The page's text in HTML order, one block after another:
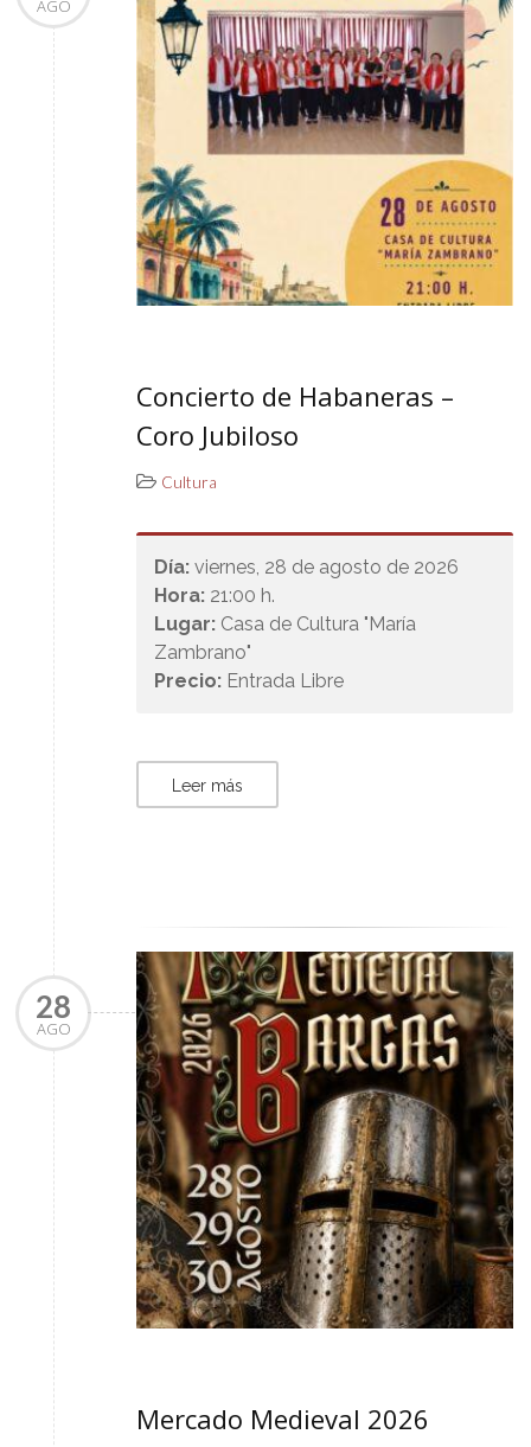
AGO
Concierto de Habaneras –
Coro Jubiloso
Cultura
Día: viernes, 28 de agosto de 2026
Hora: 21:00 h.
Lugar: Casa de Cultura "María
Zambrano"
Precio: Entrada Libre
Leer más
28
AGO
Mercado Medieval 2026